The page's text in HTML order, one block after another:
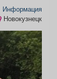
Информация
Новокузнецк